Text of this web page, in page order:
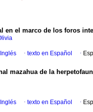
en el marco de los foros
Inglés · texto en Español ·
mazahua de la
Inglés · texto en Español ·